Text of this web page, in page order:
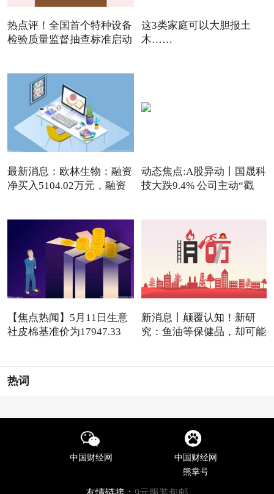
热点评！全国首个特种设备
检验质量监督抽查标准启动
这3类家庭可以大胆报土
木……
最新消息：欧林生物：融资
净买入5104.02万元，融资
动态焦点:A股异动丨国晟科
技大跌9.4% 公司主动“戳
【焦点热闻】5月11日生意
社皮棉基准价为17947.33
新消息丨颠覆认知！新研
究：鱼油等保健品，却可能
热词
中国财经网
中国财经网
熊掌号